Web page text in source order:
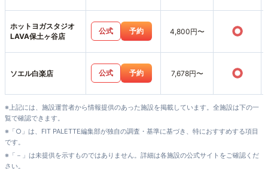
ホットヨガスタジオ
LAVA保土ヶ谷店
公式 予約 4,800円〜 ○
ソエル白楽店 公式 予約 7,678円〜 ○
※上記には、施設運営者から情報提供のあった施設を掲載しています。全施設は下の一
覧で確認できます。
※「○」は、FIT PALETTE編集部が独自の調査・基準に基づき、特におすすめする項目
です。
※「－」は未提供を示すものではありません。詳細は各施設の公式サイトをご確認くだ
さい。